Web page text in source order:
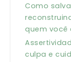
Como
quem você
culpa e